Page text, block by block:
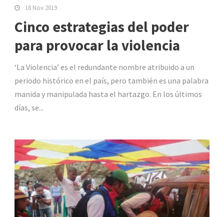
18 Nov 2019
Cinco estrategias del poder
para provocar la violencia
‘La Violencia’ es el redundante nombre atribuido a un
periodo histórico en el país, pero también es una palabra
manida y manipulada hasta el hartazgo. En los últimos
días, se...